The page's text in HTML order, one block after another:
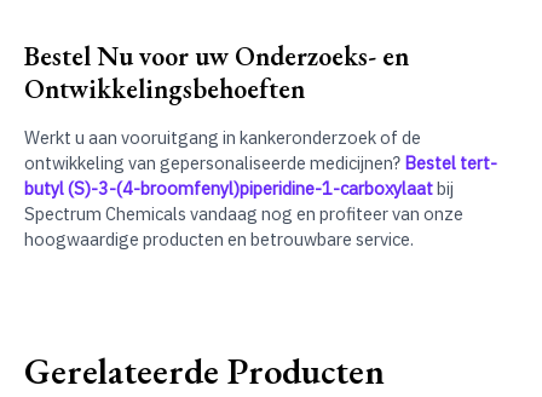
Bestel Nu voor uw Onderzoeks- en
Ontwikkelingsbehoeften
Werkt u aan vooruitgang in kankeronderzoek of de
ontwikkeling van gepersonaliseerde medicijnen? Bestel tert-
butyl (S)-3-(4-broomfenyl)piperidine-1-carboxylaatbij
Spectrum Chemicals vandaag nog en profiteer van onze
hoogwaardige producten en betrouwbare service.
Gerelateerde Producten